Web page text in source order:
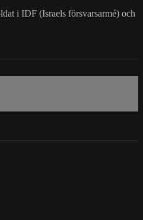
i IDF (Israels försvarsarmé) och